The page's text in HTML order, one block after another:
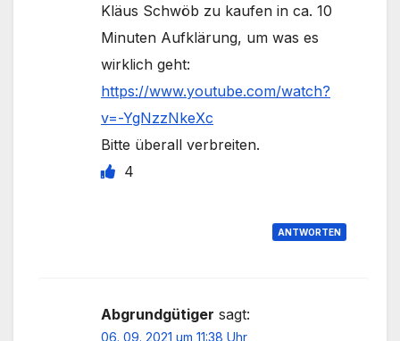
Kläus Schwöb zu kaufen in ca. 10
Minuten Aufklärung, um was es
wirklich geht:
https://www.youtube.com/watch?
v=-YgNzzNkeXc
Bitte überall verbreiten.
4
ANTWORTEN
Abgrundgütiger sagt:
06. 09. 2021 um 11:38 Uhr